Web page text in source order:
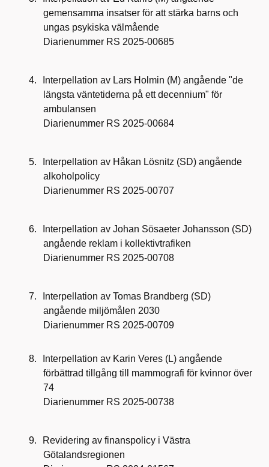
gemensamma insatser för att stärka barns och
ungas psykiska välmående
Diarienummer RS 2025-00685
4.
Interpellation av Lars Holmin (M) angående "de
längsta väntetiderna på ett decennium" för
ambulansen
Diarienummer RS 2025-00684
5.
Interpellation av Håkan Lösnitz (SD) angående
alkoholpolicy
Diarienummer RS 2025-00707
6.
Interpellation av Johan Sösaeter Johansson (SD)
angående reklam i kollektivtrafiken
Diarienummer RS 2025-00708
7.
Interpellation av Tomas Brandberg (SD)
angående miljömålen 2030
Diarienummer RS 2025-00709
8.
Interpellation av Karin Veres (L) angående
förbättrad tillgång till mammografi för kvinnor över
74
Diarienummer RS 2025-00738
9.
Revidering av finanspolicy i Västra
Götalandsregionen